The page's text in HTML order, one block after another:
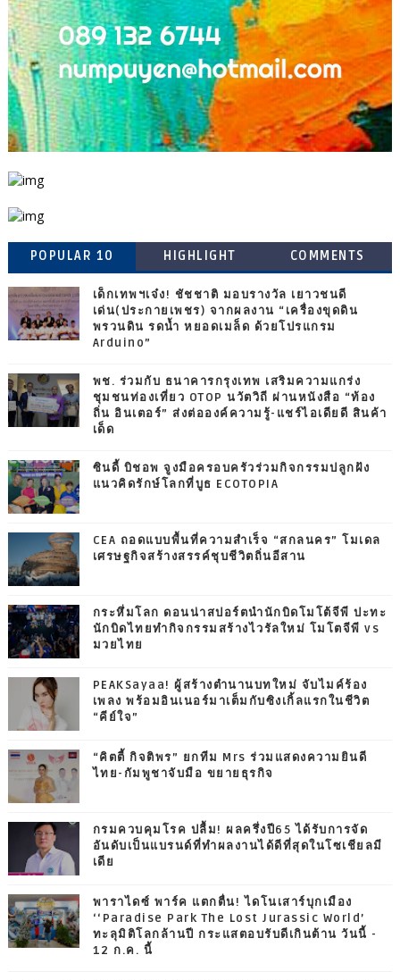
POPULAR 10 HIGHLIGHT COMMENTS
เด็กเทพฯเจ๋ง! ชัชชาติ มอบรางวัล เยาวชนดี
เด่น(ประกายเพชร) จากผลงาน “เครื่องขุดดิน
พรวนดิน รดน้ำ หยอดเมล็ด ด้วยโปรแกรม
Arduino”
พช. ร่วมกับ ธนาคารกรุงเทพ เสริมความแกร่ง
ชุมชนท่องเที่ยว OTOP นวัตวิถี ผ่านหนังสือ “ท้อง
ถิ่น อินเตอร์” ส่งต่อองค์ความรู้-แชร์ไอเดียดี สินค้า
เด็ด
ซินดี้ บิชอพ จูงมือครอบครัวร่วมกิจกรรมปลูกฝัง
แนวคิดรักษ์โลกที่บูธ ECOTOPIA
CEA ถอดแบบพื้นที่ความสำเร็จ “สกลนคร” โมเดล
เศรษฐกิจสร้างสรรค์ชุบชีวิตถิ่นอีสาน
กระหึ่มโลก ดอนน่าสปอร์ตนำนักบิดโมโต้จีพี ปะทะ
นักบิดไทยทำกิจกรรมสร้างไวรัลใหม่ โมโตจีพี vs
มวยไทย
PEAKSayaa! ผู้สร้างตำนานบทใหม่ จับไมค์ร้อง
เพลง พร้อมอินเนอร์มาเต็มกับซิงเกิ้ลแรกในชีวิต
“คีย์ใจ”
“คิตตี้ กิจติพร” ยกทีม Mrs ร่วมแสดงความยินดี
ไทย-กัมพูชาจับมือ ขยายธุรกิจ
กรมควบคุมโรค ปลื้ม! ผลครึ่งปี65 ได้รับการจัด
อันดับเป็นแบรนด์ที่ทำผลงานได้ดีที่สุดในโซเชียลมี
เดีย
พาราไดซ์ พาร์ค แตกตื่น! ไดโนเสาร์บุกเมือง
‘‘Paradise Park The Lost Jurassic World’
ทะลุมิติโลกล้านปี กระแสตอบรับดีเกินต้าน วันนี้ -
12 ก.ค. นี้